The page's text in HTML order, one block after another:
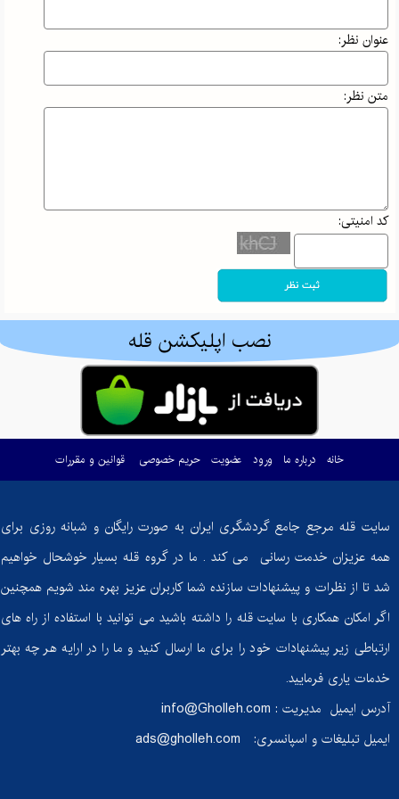
بی‌احتیاطی
می‌تواند جان
خطر بیندازد!
قله‌های جهان را
فتح کرد |
ایمان
کامل، مسیر
صعود، طبیعت و
ماست
گوسفندی؛ گنجی
پنهان از خواص
آیا
ثابت به اندازه
دوچرخه‌سواری
واقعی کالری
می‌سوزاند؟
گنبد نمکی
زمین‌شناسی
عنوان نظر:
متن نظر:
کد امنیتی:
نصب اپلیکشن قله
خانه درباره ما ورود عضویت حریم خصوصی قوانین و مقررات
سایت قله مرجع جامع گردشگری ایران به صورت رایگان و شبانه روزی برای
همه عزیزان خدمت رسانی می کند . ما در گروه قله بسیار خوشحال خواهیم
شد تا از نظرات و پیشنهادات سازنده شما کاربران عزیز بهره مند شویم همچنین
اگر امکان همکاری با سایت قله را داشته باشید می توانید با استفاده از راه های
ارتباطی زیر پیشنهادات خود را برای ما ارسال کنید و ما را در ارایه هر چه بهتر
خدمات یاری فرمایید.
آدرس ایمیل مدیریت : info@Gholleh.com
ایمیل تبلیغات و اسپانسری: ads@gholleh.com